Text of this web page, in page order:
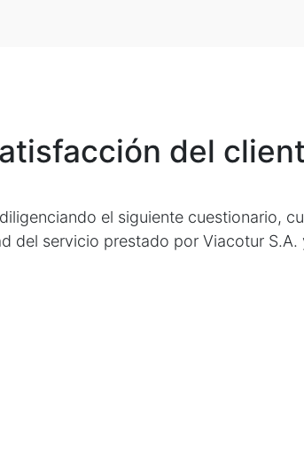
del
el siguiente cuestionario,
del servicio prestado por Viacotur